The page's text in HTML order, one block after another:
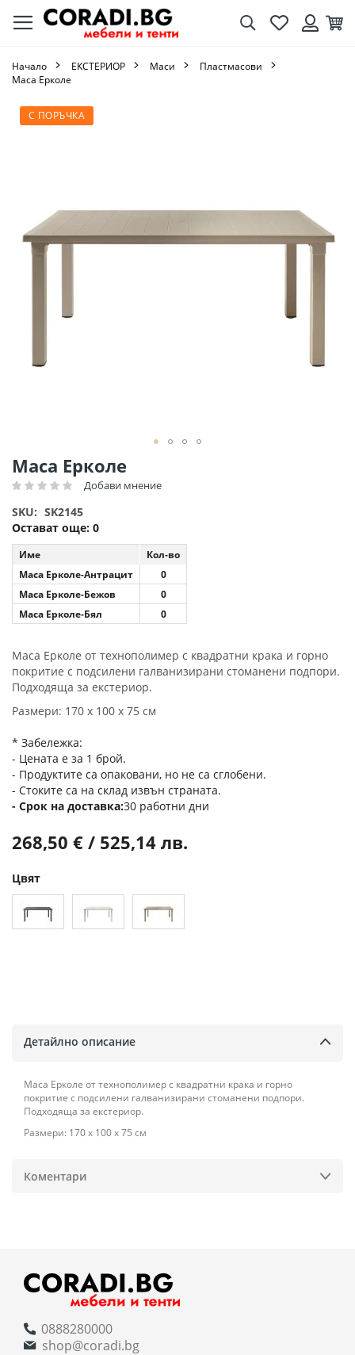
ТърсенеЛюбими
Начало ЕКСТЕРИОР Маси
Пластмасови
Маса Ерколе
Маса Ерколе
Рейтинг: Добави мнение
SKU
SK2145
Остават още: 0
Име
Кол-во
Маса Ерколе-Антрацит
0
Маса Ерколе-Бежов
0
Маса Ерколе-Бял
0
Маса Ерколе от технополимер с квадратни крака и горно
покритие с подсилени галванизирани стоманени подпори.
Подходяща за екстериор.
Размери: 170 х 100 х 75 см
* Забележка:
- Цената е за 1 брой.
- Продуктите са опаковани, но не са сглобени.
- Стоките са на склад извън страната.
Срок на доставка 30 работни дни
268,50 € / 525,14 лв.
Цвят
С ПОРЪЧКА
Преминете
към
Преминете
към
началото
на
галерия
снимки
Детайлно описание
Маса Ерколе от технополимер с квадратни крака и горно
покритие с подсилени галванизирани стоманени подпори.
Подходяща за екстериор.
Размери: 170 х 100 х 75 см
Коментари
0888280000
shop@coradi.bg